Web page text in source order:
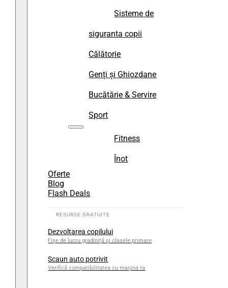
Sisteme de
siguranta copii
Călătorie
Genți și Ghiozdane
Bucătărie & Servire
Sport
Fitness
Înot
Oferte
Blog
Flash Deals
Dezvoltarea copilului
Fișe de lucru gradiniță și clasele primare
Scaun auto potrivit
Verifică compatibilitatea cu mașina ta